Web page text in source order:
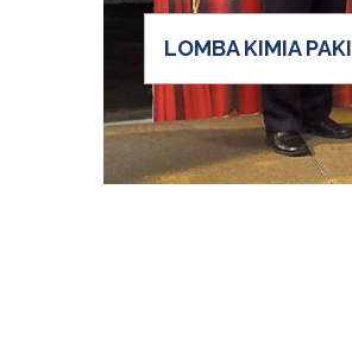
LOMBA KIMIA PAKI